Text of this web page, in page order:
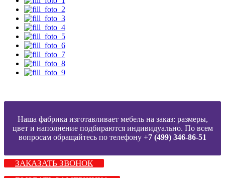
Наша фабрика изготавливает мебель на заказ: размеры,
цвет и наполнение подбираются индивидуально. По всем
вопросам обращайтесь по телефону +7 (499) 346-86-51
ЗАКАЗАТЬ ЗВОНОК